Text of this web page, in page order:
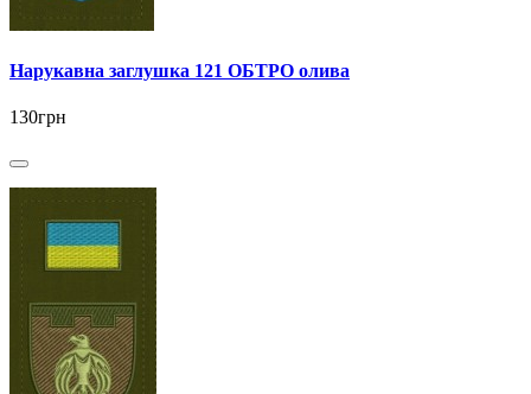
Нарукавна заглушка 121 ОБТРО олива
130грн